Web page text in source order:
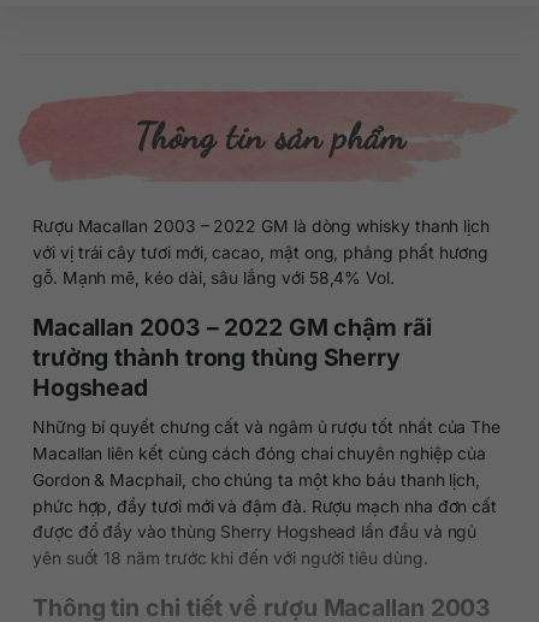
Thông tin sản phẩm
Rượu Macallan 2003 – 2022 GM là dòng whisky thanh lịch
với vị trái cây tươi mới, cacao, mật ong, phảng phất hương
gỗ. Mạnh mẽ, kéo dài, sâu lắng với 58,4% Vol.
Macallan 2003 – 2022 GM chậm rãi
trưởng thành trong thùng Sherry
Hogshead
Những bí quyết chưng cất và ngâm ủ rượu tốt nhất của The
Macallan liên kết cùng cách đóng chai chuyên nghiệp của
Gordon & Macphail, cho chúng ta một kho báu thanh lịch,
phức hợp, đầy tươi mới và đậm đà. Rượu mạch nha đơn cất
được đổ đầy vào thùng Sherry Hogshead lần đầu và ngủ
yên suốt 18 năm trước khi đến với người tiêu dùng.
Thông tin chi tiết về rượu Macallan 2003